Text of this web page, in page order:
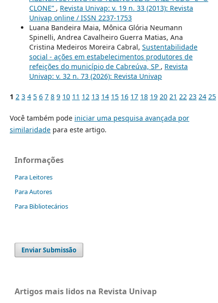
CLONE” , Revista Univap: v. 19 n. 33 (2013): Revista
Univap online / ISSN 2237-1753
Luana Bandeira Maia, Mônica Glória Neumann
Spinelli, Andrea Cavalheiro Guerra Matias, Ana
Cristina Medeiros Moreira Cabral, Sustentabilidade
social - ações em estabelecimentos produtores de
refeições do município de Cabreúva, SP , Revista
Univap: v. 32 n. 73 (2026): Revista Univap
1 2 3 4 5 6 7 8 9 10 11 12 13 14 15 16 17 18 19 20 21 22 23 24 25
Você também pode iniciar uma pesquisa avançada por
similaridadepara este artigo.
Informações
Para Leitores
Para Autores
Para Bibliotecários
Enviar Submissão
Artigos mais lidos na Revista Univap